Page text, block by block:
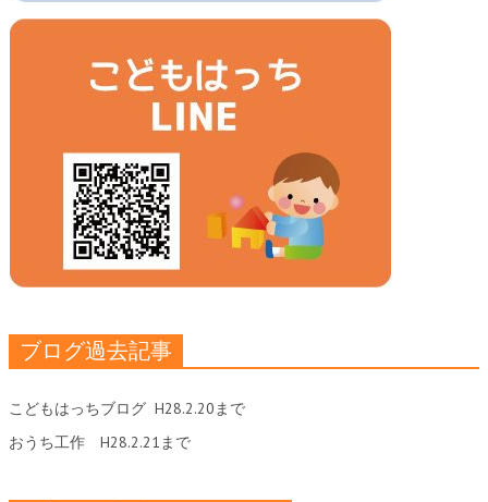
ブログ過去記事
こどもはっちブログ H28.2.20まで
おうち工作 H28.2.21まで